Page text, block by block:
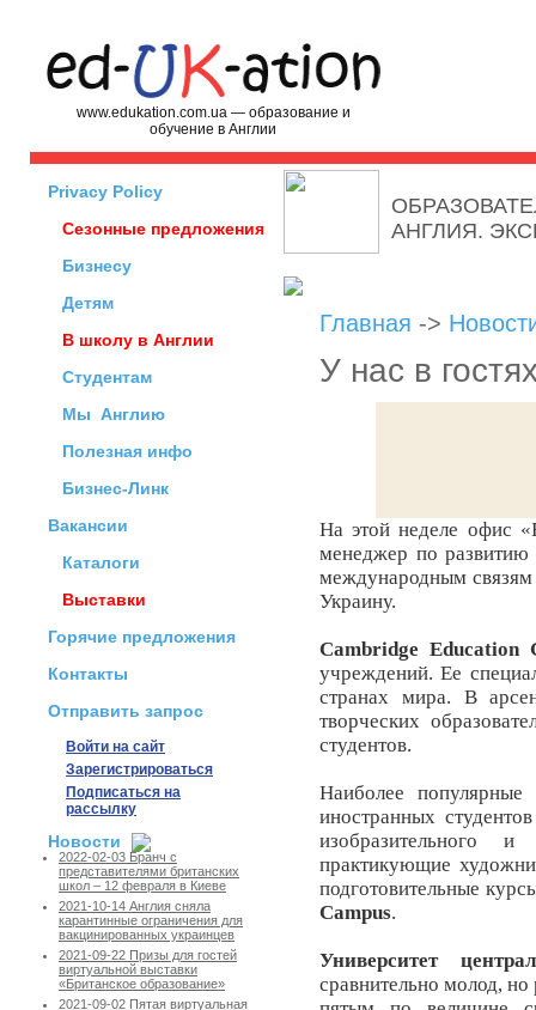
www.edukation.com.ua — образование и
обучение в Англии
Privacy Policy
Сезонные предложения
Бизнесу
Детям
В школу в Англии
Студентам
Мы Англию
Полезная инфо
Бизнес-Линк
Вакансии
Каталоги
Выставки
Горячие предложения
Контакты
Отправить запрос
Войти на сайт
Зарегистрироваться
Подписаться на
рассылку
Новости
2022-02-03 Бранч с
представителями британских
школ – 12 февраля в Киеве
2021-10-14 Англия сняла
карантинные ограничения для
вакцинированных украинцев
2021-09-22 Призы для гостей
виртуальной выставки
«Британское образование»
2021-09-02 Пятая виртуальная
АНГЛИЯ.
Главная ->
У нас в
На этой неделе офис
менеджер по развитию
международным связям
Украину.
Cambridge Education
учреждений. Ее
странах мира. В
творческих
студентов.
Наиболее
иностранных
изобразительного и
практикующие
подготовительные
Campus.
Университет
сравнительно молод,